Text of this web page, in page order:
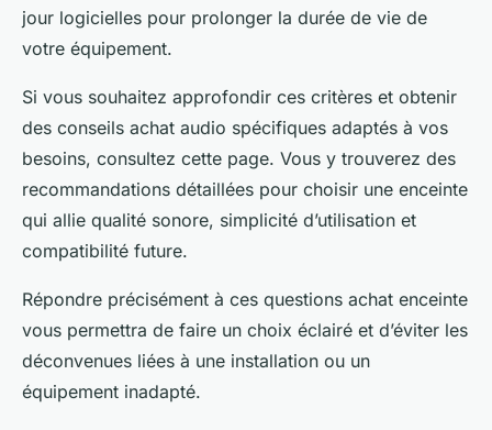
jour logicielles pour prolonger la durée de vie de
votre équipement.
Si vous souhaitez approfondir ces critères et obtenir
des conseils achat audio spécifiques adaptés à vos
besoins, consultez cette page. Vous y trouverez des
recommandations détaillées pour choisir une enceinte
qui allie qualité sonore, simplicité d’utilisation et
compatibilité future.
Répondre précisément à ces questions achat enceinte
vous permettra de faire un choix éclairé et d’éviter les
déconvenues liées à une installation ou un
équipement inadapté.